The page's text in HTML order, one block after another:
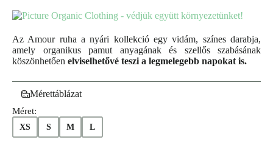
Az Amour ruha a nyári kollekció egy vidám, színes darabja,
amely organikus pamut anyagának és szellős szabásának
köszönhetően elviselhetővé teszi a legmelegebb napokat is.
Mérettáblázat
Méret:
XS S M L